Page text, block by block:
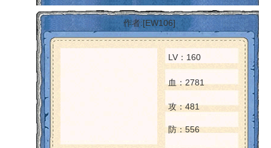
作者:[EW106]
LV：160
血：2781
攻：481
防：556